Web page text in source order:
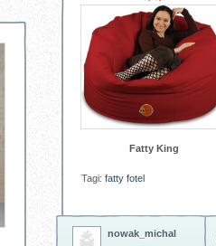
Fatty King
Tagi: fatty fotel
nowak_michal